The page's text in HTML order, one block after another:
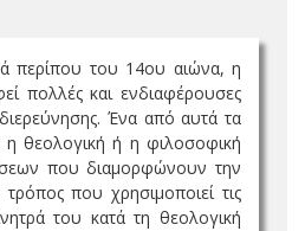
περίπου του 14ου αιώνα, η
πολλές και ενδιαφέρουσες
Ένα από αυτά τα
η θεολογική ή η φιλοσοφική
που διαμορφώνουν την
που χρησιμοποιεί τις
του κατά τη θεολογική